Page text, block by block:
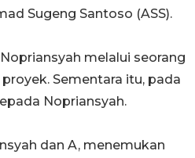
Sugeng Santoso (ASS).
melalui seorang
Sementara itu, pada
Nopriansyah.
dan A, menemukan